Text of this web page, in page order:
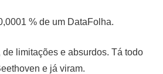
% de um DataFolha.
limitações e absurdos. Tá todo
e já viram.